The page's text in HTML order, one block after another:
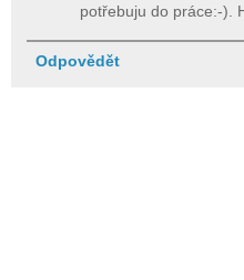
potřebuju do práce:-).
Odpovědět